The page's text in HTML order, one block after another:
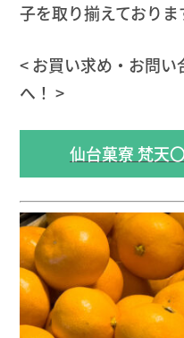
子を取り揃えており
< お買い求め・お問い
へ！ >
仙台菓寮 梵天